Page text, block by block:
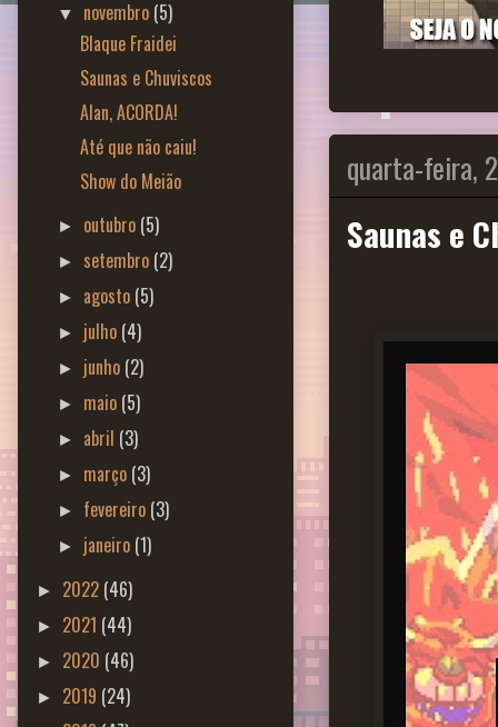
quarta-feira,
Saunas e
▼ novembro (5)
Blaque Fraidei
Saunas e Chuviscos
Alan, ACORDA!
Até que não caiu!
Show do Meião
► outubro (5)
► setembro (2)
► agosto (5)
► julho (4)
► junho (2)
► maio (5)
► abril (3)
► março (3)
► fevereiro (3)
► janeiro (1)
► 2022 (46)
► 2021 (44)
► 2020 (46)
► 2019 (24)